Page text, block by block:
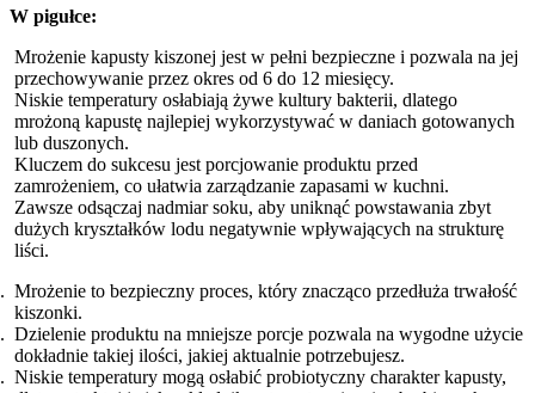
W pigułce:
Mrożenie kapusty kiszonej jest w pełni bezpieczne i pozwala na jej
przechowywanie przez okres od 6 do 12 miesięcy.
Niskie temperatury osłabiają żywe kultury bakterii, dlatego
mrożoną kapustę najlepiej wykorzystywać w daniach gotowanych
lub duszonych.
Kluczem do sukcesu jest porcjowanie produktu przed
zamrożeniem, co ułatwia zarządzanie zapasami w kuchni.
Zawsze odsączaj nadmiar soku, aby uniknąć powstawania zbyt
dużych kryształków lodu negatywnie wpływających na strukturę
liści.
Mrożenie to bezpieczny proces, który znacząco przedłuża trwałość
kiszonki.
Dzielenie produktu na mniejsze porcje pozwala na wygodne użycie
dokładnie takiej ilości, jakiej aktualnie potrzebujesz.
Niskie temperatury mogą osłabić probiotyczny charakter kapusty,